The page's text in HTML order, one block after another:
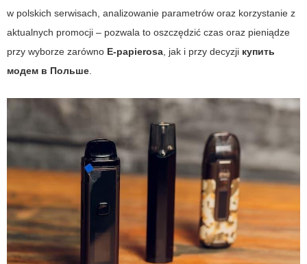
w polskich serwisach, analizowanie parametrów oraz korzystanie z
aktualnych promocji – pozwala to oszczędzić czas oraz pieniądze
przy wyborze zarówno E-papierosa , jak i przy decyzji купить
модем в Польше